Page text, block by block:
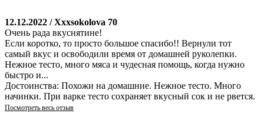
12.12.2022 / Xxxsokolova 70
Очень рада вкуснятине!
Если коротко, то просто большое спасибо!! Вернули тот
самый вкус и освободили время от домашней руколепки.
Нежное тесто, много мяса и чудесная помощь, когда нужно
быстро и...
Достоинства: Похожи на домашние. Нежное тесто. Много
начинки. При варке тесто сохраняет вкусный сок и не рвется.
Посмотреть весь отзыв